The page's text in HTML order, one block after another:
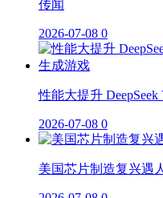
传闻
2026-07-08 0
性能大提升
2026-07-08 0
美国芯片制造复兴遇